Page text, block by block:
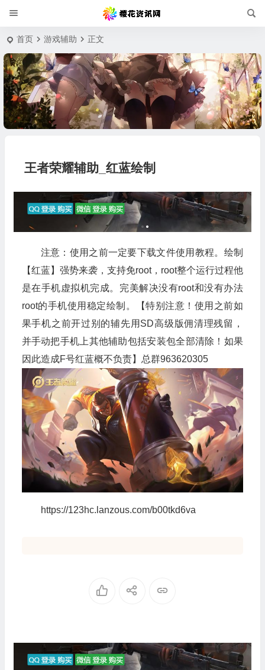
首页 游戏辅助 正文
王者荣耀辅助_红蓝绘制
注意：使用之前一定要下载文件使用教程。绘制
【红蓝】强势来袭，支持免root，root整个运行过程他
是在手机虚拟机完成。完美解决没有root和没有办法
root的手机使用稳定绘制。【特别注意！使用之前如
果手机之前开过别的辅先用SD高级版佣清理残留，
并手动把手机上其他辅助包括安装包全部清除！如果
因此造成F号红蓝概不负责】总群963620305
https://123hc.lanzous.com/b00tkd6va